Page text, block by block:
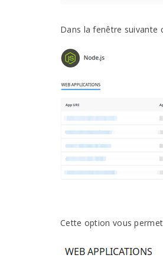
Dans la fenêtre suivante
Cette option vous